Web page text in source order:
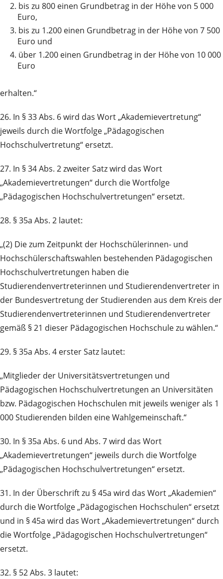
2. bis zu 800 einen Grundbetrag in der Höhe von 5 000
Euro,
3. bis zu 1.200 einen Grundbetrag in der Höhe von 7 500
Euro und
4. über 1.200 einen Grundbetrag in der Höhe von 10 000
Euro
erhalten.“
26. In § 33 Abs. 6 wird das Wort „Akademievertretung“
jeweils durch die Wortfolge „Pädagogischen
Hochschulvertretung“ ersetzt.
27. In § 34 Abs. 2 zweiter Satz wird das Wort
„Akademievertretungen“ durch die Wortfolge
„Pädagogischen Hochschulvertretungen“ ersetzt.
28. § 35a Abs. 2 lautet:
„(2) Die zum Zeitpunkt der Hochschülerinnen- und
Hochschülerschaftswahlen bestehenden Pädagogischen
Hochschulvertretungen haben die
Studierendenvertreterinnen und Studierendenvertreter in
der Bundesvertretung der Studierenden aus dem Kreis der
Studierendenvertreterinnen und Studierendenvertreter
gemäß § 21 dieser Pädagogischen Hochschule zu wählen.“
29. § 35a Abs. 4 erster Satz lautet:
„Mitglieder der Universitätsvertretungen und
Pädagogischen Hochschulvertretungen an Universitäten
bzw. Pädagogischen Hochschulen mit jeweils weniger als 1
000 Studierenden bilden eine Wahlgemeinschaft.“
30. In § 35a Abs. 6 und Abs. 7 wird das Wort
„Akademievertretungen“ jeweils durch die Wortfolge
„Pädagogischen Hochschulvertretungen“ ersetzt.
31. In der Überschrift zu § 45a wird das Wort „Akademien“
durch die Wortfolge „Pädagogischen Hochschulen“ ersetzt
und in § 45a wird das Wort „Akademievertretungen“ durch
die Wortfolge „Pädagogischen Hochschulvertretungen“
ersetzt.
32. § 52 Abs. 3 lautet: